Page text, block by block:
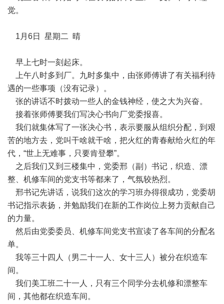
觉。
1月6日 星期二 晴
早上七时一刻起床。
上午八时多到厂。九时多集中，由张师傅讲了有关福利待
遇的一些事项（没有记录）。
张的讲话不时拨动一些人的金钱神经，使之大为兴奋。
接着张师傅要我们写决心书向厂党委报喜。
我们就集体写了一张决心书，表示要服从组织分配，到艰
苦的地方去，党叫干啥就干啥，把火红的青春献给火红的年
代，“世上无难事，只要肯登攀”。
之后我们又到三楼集中，党委邢（副）书记，织造、漂
整、机修车间的党支书等都来了，气氛较热烈。
邢书记先讲话，说我们这次的学习班办得很成功，党委胡
书记指示表扬，并勉励我们在新的工作岗位上努力贡献自己
的力量。
然后由党委委员、机修车间党支书宣读了各车间的分配名
单。
我等三十四人（男二十一人、女十三人）被分在织造车
间。
我们美工班二十一人，只有三个同学分去机修和漂整车
间，其他都在织造车间。